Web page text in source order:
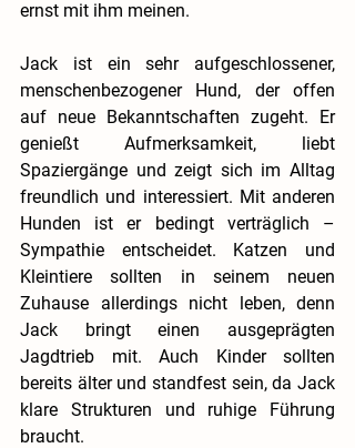
ernst mit ihm meinen.
Jack ist ein sehr aufgeschlossener,
menschenbezogener Hund, der offen
auf neue Bekanntschaften zugeht. Er
genießt Aufmerksamkeit, liebt
Spaziergänge und zeigt sich im Alltag
freundlich und interessiert. Mit anderen
Hunden ist er bedingt verträglich –
Sympathie entscheidet. Katzen und
Kleintiere sollten in seinem neuen
Zuhause allerdings nicht leben, denn
Jack bringt einen ausgeprägten
Jagdtrieb mit. Auch Kinder sollten
bereits älter und standfest sein, da Jack
klare Strukturen und ruhige Führung
braucht.